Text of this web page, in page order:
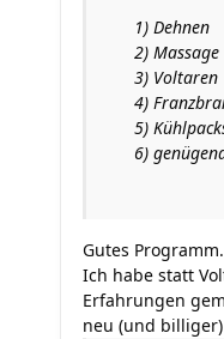
1) Dehnen
2) Massage
3) Voltaren
4)
5)
6)
Gutes Programm.
Ich habe statt
Erfahrungen
neu (und